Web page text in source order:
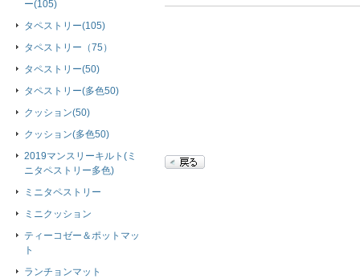
ー(105)
タペストリー(105)
タペストリー（75）
タペストリー(50)
タペストリー(多色50)
クッション(50)
クッション(多色50)
2019マンスリーキルト(ミ
ニタペストリー多色)
ミニタペストリー
ミニクッション
ティーコゼー＆ポットマッ
ト
ランチョンマット